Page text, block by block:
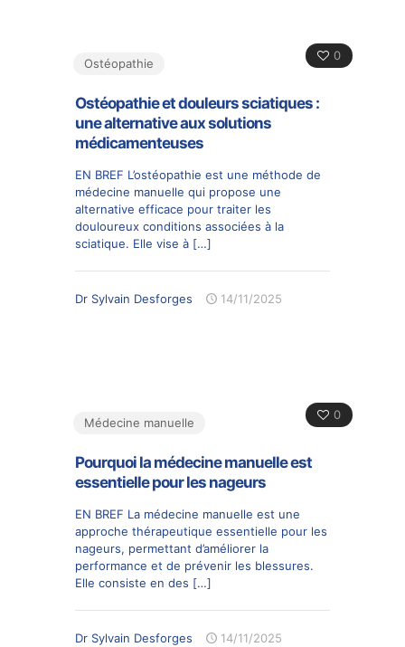
0
Ostéopathie
Ostéopathie et douleurs sciatiques :
une alternative aux solutions
médicamenteuses
EN BREF L’ostéopathie est une méthode de
médecine manuelle qui propose une
alternative efficace pour traiter les
douloureux conditions associées à la
sciatique. Elle vise à […]
Dr Sylvain Desforges 14/11/2025
0
Médecine manuelle
Pourquoi la médecine manuelle est
essentielle pour les nageurs
EN BREF La médecine manuelle est une
approche thérapeutique essentielle pour les
nageurs, permettant d’améliorer la
performance et de prévenir les blessures.
Elle consiste en des […]
Dr Sylvain Desforges 14/11/2025